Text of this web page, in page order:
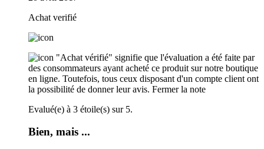
Achat verifié
"Achat vérifié" signifie que l'évaluation a été faite par
des consommateurs ayant acheté ce produit sur notre boutique
en ligne. Toutefois, tous ceux disposant d'un compte client ont
la possibilité de donner leur avis. Fermer la note
Evalué(e) à 3 étoile(s) sur 5.
Bien, mais ...